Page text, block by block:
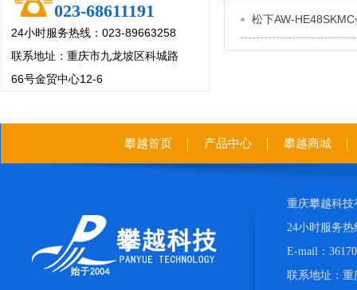
松下AW-
023-68611191
24小时服务热线：023-89663258
联系地址：重庆市九龙坡区科城路
66号金贸中心12-6
攀越首页 产品中心 攀越商城
重庆攀越科技
24小时服务热
E-mail：
联系地址：重